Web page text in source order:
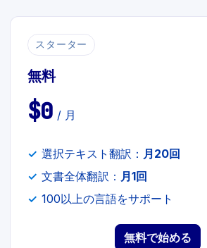
スターター
無料
$0 / 月
選択テキスト翻訳： 月20回
文書全体翻訳： 月1回
100以上の言語をサポート
無料で始める